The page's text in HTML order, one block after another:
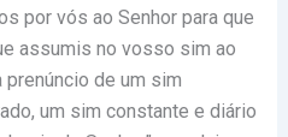
por vós ao Senhor para que
assumis no vosso sim ao
prenúncio de um sim
um sim constante e diário